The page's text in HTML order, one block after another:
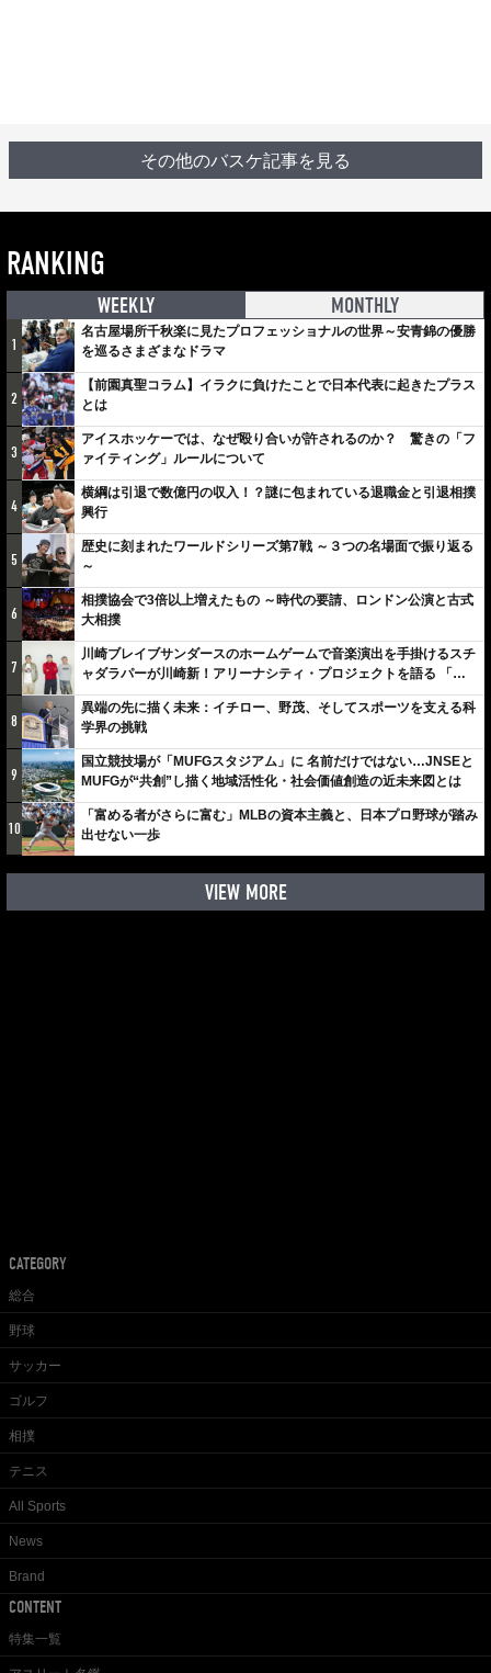
その他のバスケ記事を見る
RANKING
WEEKLY MONTHLY
1
名古屋場所千秋楽に見たプロフェッショナルの世界～安青錦の優勝
を巡るさまざまなドラマ
2
【前園真聖コラム】イラクに負けたことで日本代表に起きたプラス
とは
3
アイスホッケーでは、なぜ殴り合いが許されるのか？ 驚きの「フ
ァイティング」ルールについて
4
横綱は引退で数億円の収入！？謎に包まれている退職金と引退相撲
興行
5
歴史に刻まれたワールドシリーズ第7戦 ～３つの名場面で振り返る
～
6
相撲協会で3倍以上増えたもの ～時代の要請、ロンドン公演と古式
大相撲
7
川崎ブレイブサンダースのホームゲームで音楽演出を手掛けるスチ
ャダラパーが川崎新！アリーナシティ・プロジェクトを語る 「楽
しみでしかないでしょ。川崎は、ずっと成長曲線だから」
8
異端の先に描く未来：イチロー、野茂、そしてスポーツを支える科
学界の挑戦
9
国立競技場が「MUFGスタジアム」に 名前だけではない…JNSEと
MUFGが“共創”し描く地域活性化・社会価値創造の近未来図とは
10
「富める者がさらに富む」MLBの資本主義と、日本プロ野球が踏み
出せない一歩
VIEW MORE
CATEGORY
総合
野球
サッカー
ゴルフ
相撲
テニス
All Sports
News
Brand
CONTENT
特集一覧